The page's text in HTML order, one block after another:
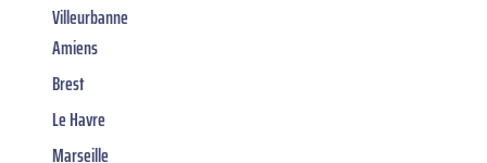
Villeurbanne
Amiens
Brest
Le Havre
Marseille